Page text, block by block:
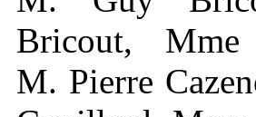
Bricout, Mme
M. Pierre